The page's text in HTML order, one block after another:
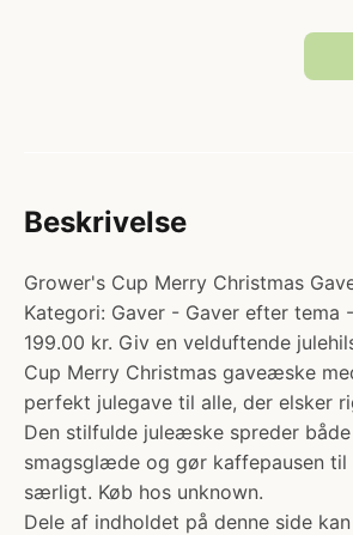
Beskrivelse
Grower's Cup Merry Christmas
Kategori: Gaver - Gaver efter tema
199.00 kr. Giv en velduftende
Cup Merry Christmas gaveæske
perfekt julegave til alle, der elsker
Den stilfulde juleæske spreder
smagsglæde og gør kaffepausen til
særligt. Køb hos unknown.
Dele af indholdet på denne side